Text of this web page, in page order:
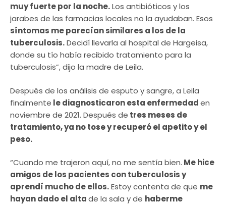
muy fuerte por la noche.Los antibióticos y los
jarabes de las farmacias locales no la ayudaban. Esos
síntomas me parecían similares a los de la
tuberculosis.Decidí llevarla al hospital de Hargeisa,
donde su tío había recibido tratamiento para la
tuberculosis”, dijo la madre de Leila.
Después de los análisis de esputo y sangre, a Leila
finalmente le diagnosticaron esta enfermedaden
noviembre de 2021. Después de tres meses de
tratamiento, ya no tose y recuperó el apetito y el
peso.
“Cuando me trajeron aquí, no me sentía bien. Me hice
amigos de los pacientes con tuberculosis y
aprendí mucho de ellos.Estoy contenta de que me
hayan dado el altade la sala y de haberme